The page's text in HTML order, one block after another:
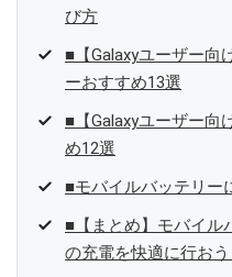
び方
■【Galaxyユーザー向
ーおすすめ13選
■【Galaxyユーザー向
め12選
■モバイルバッテリー
■【まとめ】モバイル
の充電を快適に行おう